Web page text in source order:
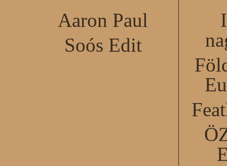
Aaron Paul
Soós Edit